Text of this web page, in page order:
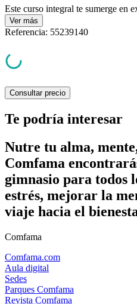
Este curso integral te sumerge en
Ver más
Referencia: 55239140
Consultar precio
Te podría interesar
Nutre tu alma,
Comfama
gimnasio para todos
estrés, mejorar la
viaje hacia el
Comfama
Comfama.com
Aula digital
Sedes
Parques Comfama
Revista Comfama